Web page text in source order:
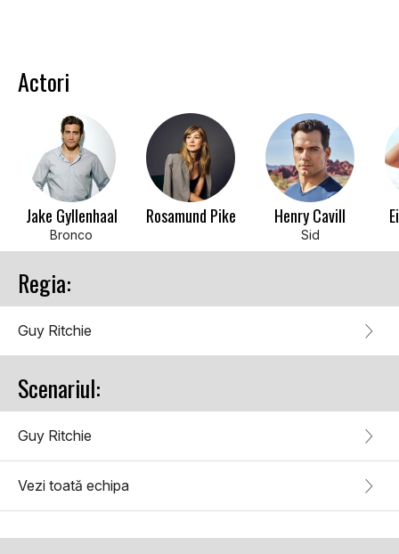
Actori
Jake Gyllenhaal
Bronco
Rosamund Pike Henry Cavill
Sid
Regia:
Guy Ritchie
Scenariul:
Guy Ritchie
Vezi toată echipa